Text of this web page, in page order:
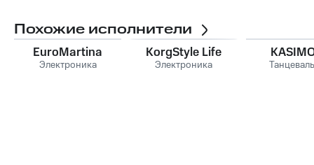
Похожие исполнители
EuroMartina
Электроника
KorgStyle Life
Электроника